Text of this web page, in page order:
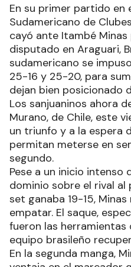
En su primer partido en
Sudamericano de
cayó ante Itambé
disputado en Araguari,
sudamericano se
25-16 y 25-20, para
dejan bien posicionado
Los sanjuaninos ahora
Murano, de Chile, este
un triunfo y a la espera
permitan meterse en
segundo.
Pese a un inicio intenso
dominio sobre el rival
set ganaba 19-15,
empatar. El saque,
fueron las
equipo brasileño
En la segunda manga,